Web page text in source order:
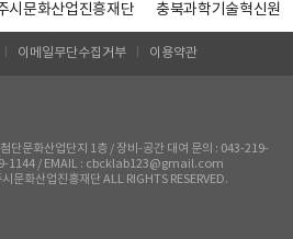
시문화산업진흥재단 충북과학기술혁신원
이메일무단수집거부 이용약관
단문화산업단지 1층 / 장비-공간 대여 문의 : 043-219-
1144 / EMAIL : cbcklab123@gmail.com
문화산업진흥재단 ALL RIGHTS RESERVED.